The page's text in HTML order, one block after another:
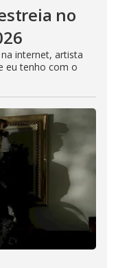
no
internet, artista
eu tenho com o